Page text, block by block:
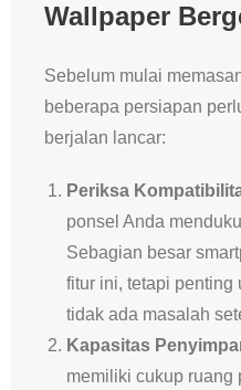
Wallpaper
Sebelum mulai
beberapa persiapan
berjalan lancar:
Periksa
ponsel Anda
Sebagian besar
fitur ini, tetapi penting
tidak ada masalah
Kapasitas
memiliki cukup ruang